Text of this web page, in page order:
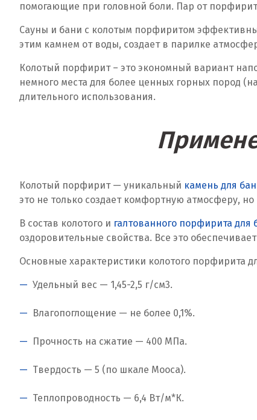
помогающие при головной боли. Пар от
Сауны и бани с колотым порфиритом
этим камнем от воды, создает в парилке
Колотый порфирит – это экономный вариант
немного места для более ценных горных пород
длительного использования.
Колотый порфирит — уникальный камень для
это не только создает комфортную атмосферу,
В состав колотого и галтованного порфирита для
оздоровительные свойства. Все это
Основные характеристики колотого порфирита
Удельный вес — 1,45-2,5 г/см3.
Влагопоглощение — не более 0,1%.
Прочность на сжатие — 400 МПа.
Твердость — 5 (по шкале Мооса).
Теплопроводность — 6,4 Вт/м*К.